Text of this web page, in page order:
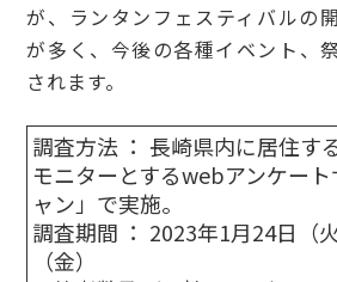
が、ランタンフェスティバルの
が多く、今後の各種イベント、
されます。
調査方法 ： 長崎県内に居住す
モニターとするwebアンケー
ャン」で実施。
調査期間 ： 2023年1月24日（
（金）